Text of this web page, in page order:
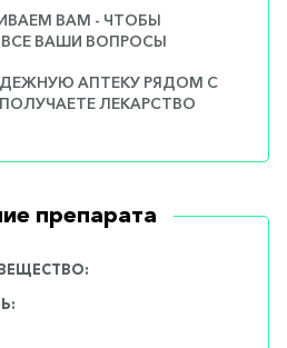
ВАМ - ЧТОБЫ
ВАШИ ВОПРОСЫ
АПТЕКУ РЯДОМ С
ЛЕКАРСТВО
препарата